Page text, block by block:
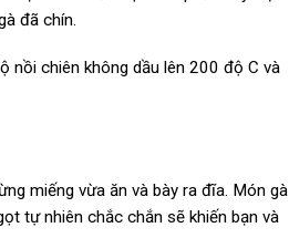
đã chín.
nồi chiên không dầu lên 200 độ C và
miếng vừa ăn và bày ra đĩa. Món gà
tự nhiên chắc chắn sẽ khiến bạn và